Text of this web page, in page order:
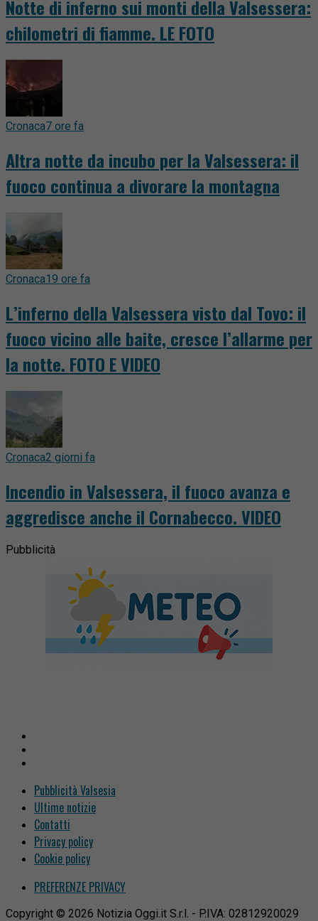
Notte di inferno sui monti della Valsessera:
chilometri di fiamme. LE FOTO
Cronaca7 ore fa
Altra notte da incubo per la Valsessera: il
fuoco continua a divorare la montagna
Cronaca19 ore fa
L’inferno della Valsessera visto dal Tovo: il
fuoco vicino alle baite, cresce l’allarme per
la notte. FOTO E VIDEO
Cronaca2 giorni fa
Incendio in Valsessera, il fuoco avanza e
aggredisce anche il Cornabecco. VIDEO
Pubblicità
Pubblicità Valsesia
Ultime notizie
Contatti
Privacy policy
Cookie policy
PREFERENZE PRIVACY
Copyright © 2026 Notizia Oggi.it S.r.l. - P.IVA: 02812920029